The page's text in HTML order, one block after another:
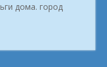
дома. город